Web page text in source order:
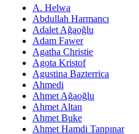
A. Helwa
Abdullah Harmancı
Adalet Ağaoğlu
Adam Fawer
Agatha Christie
Agota Kristof
Agustina Bazterrica
Ahmedi
Ahmet Ağaoğlu
Ahmet Altan
Ahmet Buke
Ahmet Hamdi Tanpınar